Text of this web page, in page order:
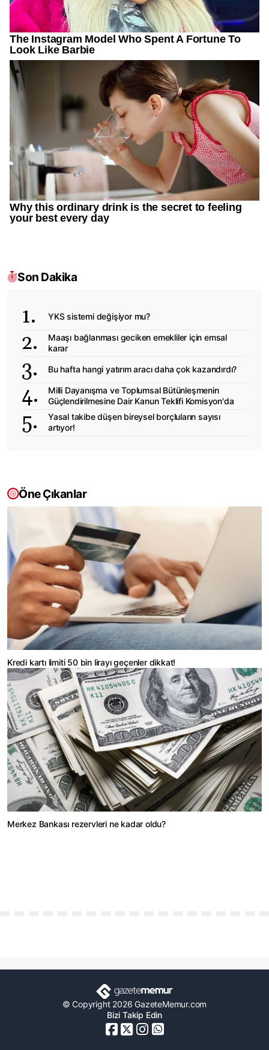
Son Dakika
YKS sistemi değişiyor mu?
Maaşı bağlanması geciken emekliler için emsal
karar
Bu hafta hangi yatırım aracı daha çok kazandırdı?
Milli Dayanışma ve Toplumsal Bütünleşmenin
Güçlendirilmesine Dair Kanun Teklifi Komisyon'da
Yasal takibe düşen bireysel borçluların sayısı
artıyor!
Öne Çıkanlar
Kredi kartı limiti 50 bin lirayı geçenler dikkat!
Merkez Bankası rezervleri ne kadar oldu?
© Copyright 2026 GazeteMemur.com
Bizi Takip Edin